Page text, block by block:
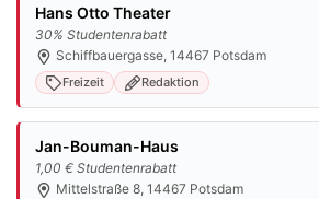
Hans Otto Theater
30% Studentenrabatt
Schiffbauergasse, 14467 Potsdam
Freizeit Redaktion
Jan-Bouman-Haus
1,00 € Studentenrabatt
Mittelstraße 8, 14467 Potsdam